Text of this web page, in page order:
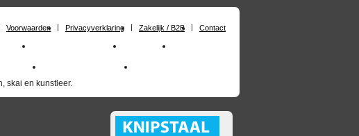
Voorwaarden Privacyverklaring Zakelijk / B2B Contact
skai en kunstleer.
Schuimrubber op maat Materialen
outdoorstof skai_kunstleer outdoor